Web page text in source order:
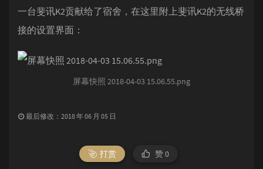
一台斐讯K2贡献给了宿舍，在这里附上斐讯K2的无线桥
接的设置界面：
屏幕快照 2018-04-03 15.06.55.png
最后修改：2018 年 06 月 05 日
打赏 赞0